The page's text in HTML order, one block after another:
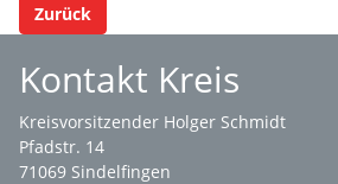
Zurück
Kontakt Kreis
Kreisvorsitzender Holger Schmidt
Pfadstr. 14
71069 Sindelfingen